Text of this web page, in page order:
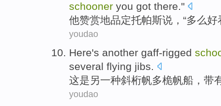
schooner you got there."
他赞赏地品定托帕斯说，“多么
youdao
Here's another gaff-rigged
several flying jibs.
这是另一种斜桁帆多桅帆船 ，带
youdao